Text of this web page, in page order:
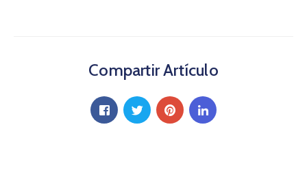
Compartir Artículo